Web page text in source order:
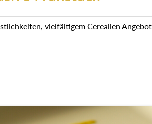
vielfältigem Cerealien Angebot,